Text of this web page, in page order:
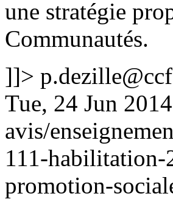
une stratégie
Communautés.
]]>
Tue, 24 Jun
avis/
111-habilitation-
promotion-